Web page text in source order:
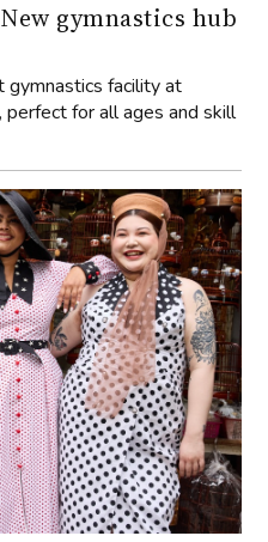
gymnastics hub
facility at
for all ages and skill